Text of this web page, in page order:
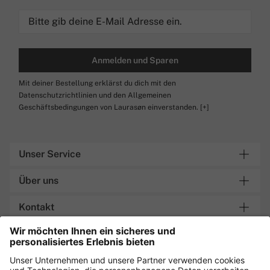
Anmelden und Sparen
Mit deiner Bestellung erklärst du dich mit den
Datenschutzrichtlinien und den Allgemeinen
Geschäftsbedingungen von Laurasøn einverstanden. [+]
Unser Service
Über uns
Kontakt
Lieferung an Packstation